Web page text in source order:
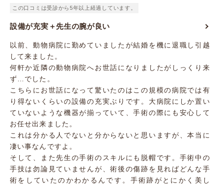
この口コミは受診から5年以上経過しています。
設備が充実＋先生の腕が良い
以前、動物病院に勤めていましたが結婚を機に退職し引越
して来ました。
何軒か近隣の動物病院へお世話になりましたがしっくり来
ず…でした。
こちらにお世話になって驚いたのはこの規模の病院では有
り得ないくらいの設備の充実ぶりです。大病院にしか置い
ていないような機器が揃っていて、手術の際にも安心して
お任せ出来ました。
これは分かる人でないと分からないと思いますが、本当に
凄い事なんですよ。
そして、また先生の手術のスキルにも脱帽です。手術中の
手技は勿論見ていませんが、術後の傷跡を見ればどんな手
術をしていたのかわかるんです。手術跡がとにかく美し